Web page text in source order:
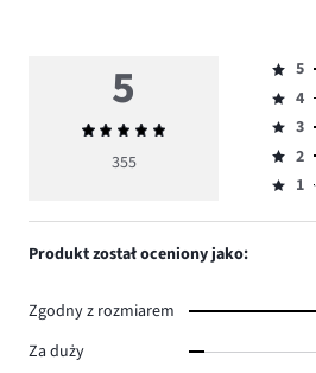
5
Średnia
ocena
355
Ocena
5,
ilość
319.
5
Ocena
4,
ilość
4
Ocena
3,
ilość
3
Ocena
2,
2
Ocena
1,
1
Produkt został oceniony jako:
Zgodny z rozmiarem
Za duży